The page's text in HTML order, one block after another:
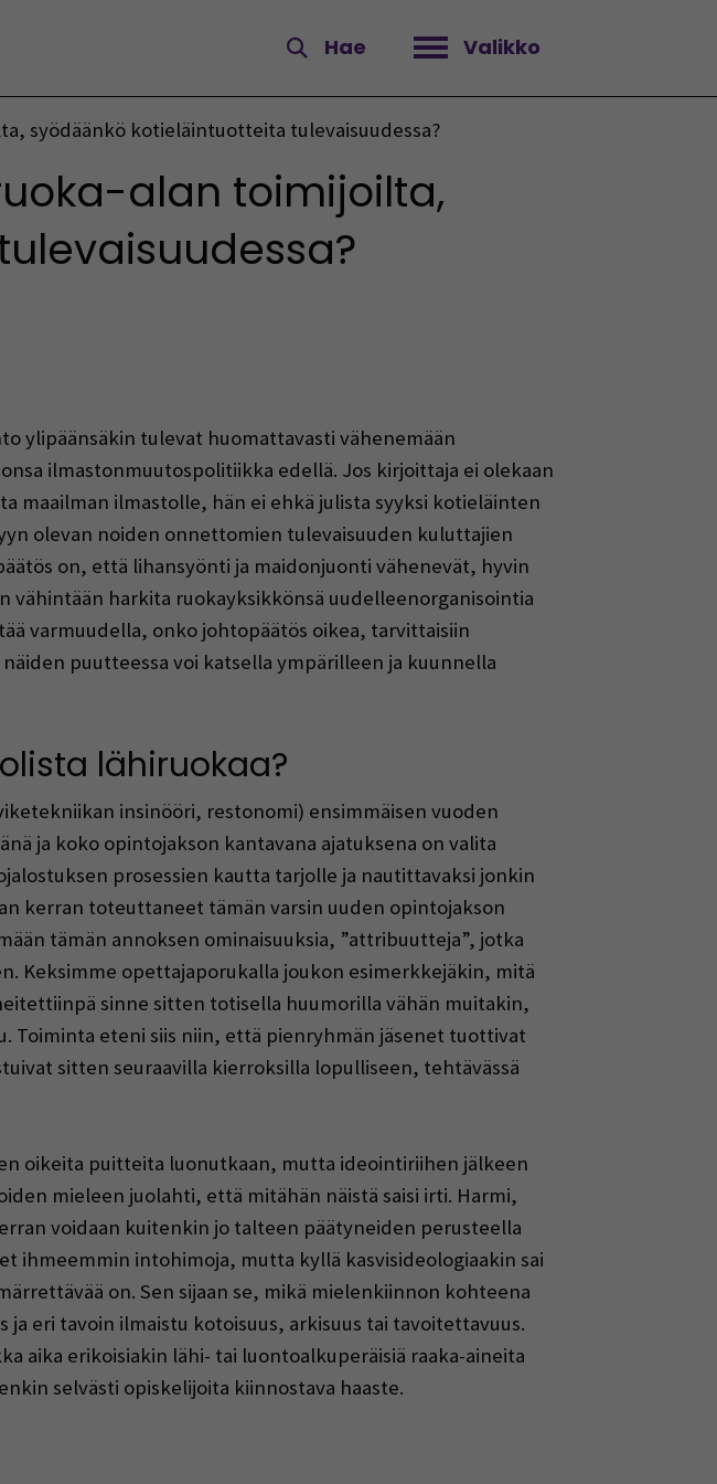
Hae Valikko
Avaa valikko
syödäänkö kotieläintuotteita tulevaisuudessa?
alan toimijoilta,
ylipäänsäkin tulevat huomattavasti vähenemään
ilmastonmuutospolitiikka edellä. Jos kirjoittaja ei olekaan
maailman ilmastolle, hän ei ehkä julista syyksi kotieläinten
olevan noiden onnettomien tulevaisuuden kuluttajien
on, että lihansyönti ja maidonjuonti vähenevät, hyvin
vähintään harkita ruokayksikkönsä uudelleenorganisointia
varmuudella, onko johtopäätös oikea, tarvittaisiin
puutteessa voi katsella ympärilleen ja kuunnella
lähiruokaa?
insinööri, restonomi) ensimmäisen vuoden
ja koko opintojakson kantavana ajatuksena on valita
prosessien kautta tarjolle ja nautittavaksi jonkin
kerran toteuttaneet tämän varsin uuden opintojakson
tämän annoksen ominaisuuksia, ”attribuutteja”, jotka
Keksimme opettajaporukalla joukon esimerkkejäkin, mitä
sinne sitten totisella huumorilla vähän muitakin,
Toiminta eteni siis niin, että pienryhmän jäsenet tuottivat
sitten seuraavilla kierroksilla lopulliseen, tehtävässä
oikeita puitteita luonutkaan, mutta ideointiriihen jälkeen
mieleen juolahti, että mitähän näistä saisi irti. Harmi,
voidaan kuitenkin jo talteen päätyneiden perusteella
ihmeemmin intohimoja, mutta kyllä kasvisideologiaakin sai
on. Sen sijaan se, mikä mielenkiinnon kohteena
eri tavoin ilmaistu kotoisuus, arkisuus tai tavoitettavuus.
aika erikoisiakin lähi- tai luontoalkuperäisiä raaka-aineita
selvästi opiskelijoita kiinnostava haaste.